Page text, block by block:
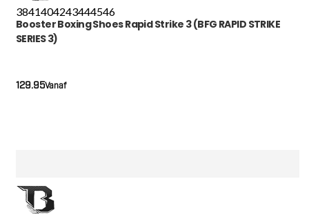
3841404243444546
Booster Boxing Shoes Rapid Strike 3 (BFG RAPID STRIKE
SERIES 3)
Vanaf
129.95